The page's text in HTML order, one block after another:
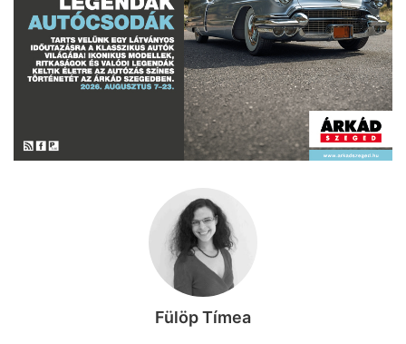
Fülöp Tímea